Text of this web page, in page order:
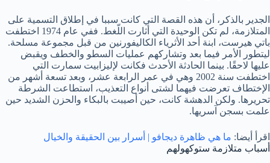
الجدير بالذكر، أن هذه القصة التي كانت سببا في إطلاق التسمية على
المتلازمة، لم تكن الوحيدة التي أثارت اللّغط. ففي عام 1974 اختطفت
باتي هيرست، ابنة أحد الأثرياء الكاليفورنين من قبل مجموعة مسلحة.
ليتطور الأمر فيما بعد وتشاركهم عمليات السطو والخطف ويقبض
عليها لاحقًا. بينما الحادثة الأحدث فكانت لإليزابيت سمارت التي
اختطفت سنة 2002 وهي في عمر الرابعة عشر، وبعد تسعة أشهر من
الإختطاف تعرضت فيهما لشتى أنواع التعذيب، استطاعت الشرطة
تحريرها. ولكن الدهشة كانت، حين أصيبت بالبكاء والحزن الشديد حين
علمت بسجن آسريها.
اقرأ أيضا: ما هي ظاهرة ديجافو | أسرار بين الحقيقة والخيال
أسباب متلازمة ستوكهولهم